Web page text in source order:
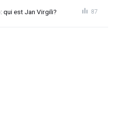
qui est Jan Virgili? 87